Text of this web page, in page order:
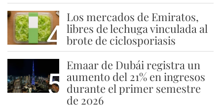
4
Los mercados de Emiratos,
libres de lechuga vinculada al
brote de ciclosporiasis
5
Emaar de Dubái registra un
aumento del 21% en ingresos
durante el primer semestre
de 2026